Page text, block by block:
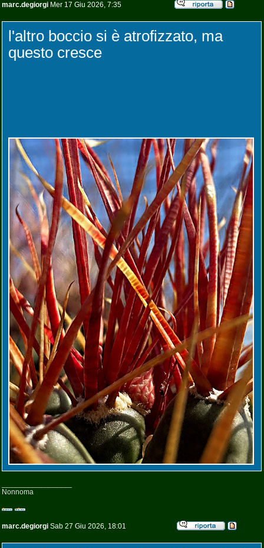
marc.degiorgi Mer 17 Giu 2026, 7:35
l'altro boccio si è atrofizzato, ma
questo cresce
Nonnoma
marc.degiorgi Sab 27 Giu 2026, 18:01